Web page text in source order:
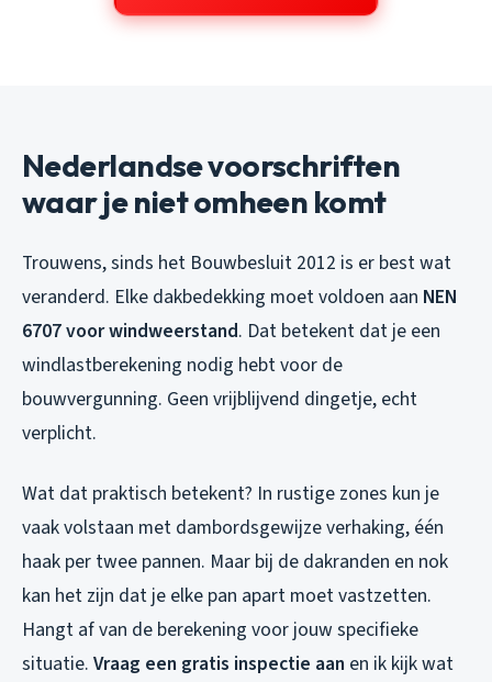
Nederlandse voorschriften
waar je niet omheen komt
Trouwens, sinds het Bouwbesluit 2012 is er best wat
veranderd. Elke dakbedekking moet voldoen aan NEN
6707 voor windweerstand. Dat betekent dat je een
windlastberekening nodig hebt voor de
bouwvergunning. Geen vrijblijvend dingetje, echt
verplicht.
Wat dat praktisch betekent? In rustige zones kun je
vaak volstaan met dambordsgewijze verhaking, één
haak per twee pannen. Maar bij de dakranden en nok
kan het zijn dat je elke pan apart moet vastzetten.
Hangt af van de berekening voor jouw specifieke
situatie. Vraag een gratis inspectie aan en ik kijk wat